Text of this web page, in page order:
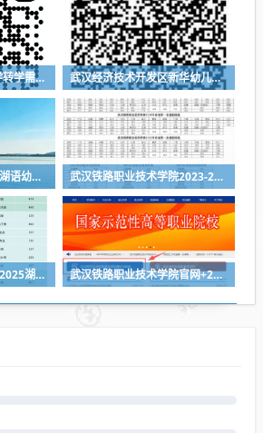
武汉青山区2024中小学转学需要什么材料 武汉经济技术开发区新华幼儿园2024年秋季招生简章
武汉经济技术开发区双湖语幼儿园2024年秋季招生简章 武汉铁路职业技术学院2023-2025各省第一志愿投档线
武汉铁路职业技术学院2025湖北省各专业组投档线 武汉铁路职业技术学院官网+2026招生录取结果查询入口